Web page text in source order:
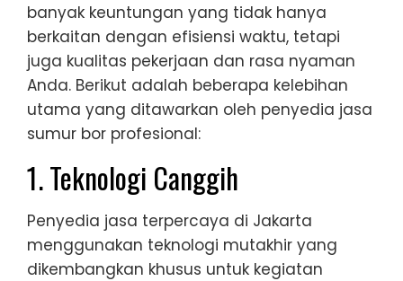
banyak keuntungan yang tidak hanya
berkaitan dengan efisiensi waktu, tetapi
juga kualitas pekerjaan dan rasa nyaman
Anda. Berikut adalah beberapa kelebihan
utama yang ditawarkan oleh penyedia jasa
sumur bor profesional:
1. Teknologi Canggih
Penyedia jasa terpercaya di Jakarta
menggunakan teknologi mutakhir yang
dikembangkan khusus untuk kegiatan